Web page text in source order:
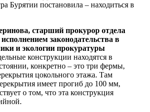
Бурятии постановила – находиться в
старший прокурор отдела
исполнением законодательства в
и экологии прокуратуры
конструкции находятся в
конкретно – это три фермы,
цокольного этажа. Там
имеет прогиб до 100 мм,
о том, что эта конструкция